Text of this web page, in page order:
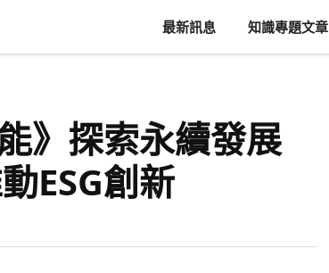
最新訊息 知識專題文章
》探索永續發展
ESG創新